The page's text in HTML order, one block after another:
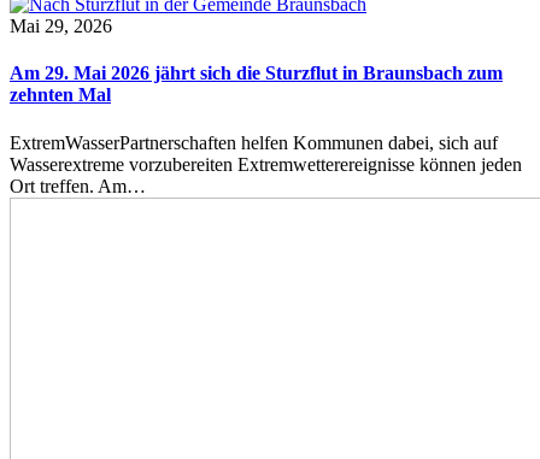
Mai 29, 2026
Am 29. Mai 2026 jährt sich die Sturzflut in Braunsbach zum
zehnten Mal
ExtremWasserPartnerschaften helfen Kommunen dabei, sich auf
Wasserextreme vorzubereiten Extremwetterereignisse können jeden
Ort treffen. Am…